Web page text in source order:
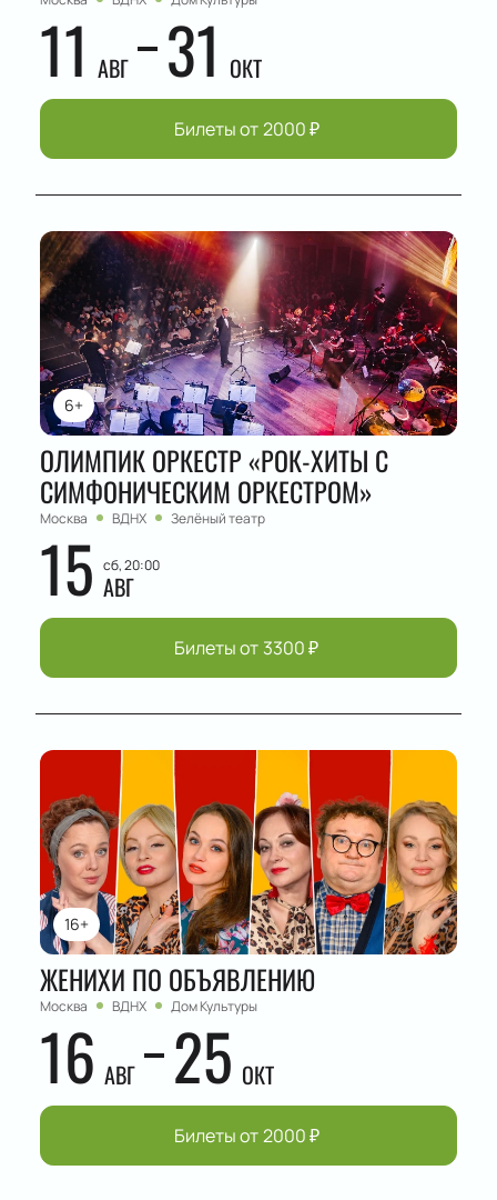
11 АВГ 31 ОКТ
Билеты от 2000₽
6+
ОЛИМПИК ОРКЕСТР «РОК-ХИТЫ С
СИМФОНИЧЕСКИМ ОРКЕСТРОМ»
Москва ВДНХ Зелёный театр
15 сб, 20:00
АВГ
Билеты от 3300₽
16+
ЖЕНИХИ ПО ОБЪЯВЛЕНИЮ
Москва ВДНХ Дом Культуры
16 АВГ 25 ОКТ
Билеты от 2000₽